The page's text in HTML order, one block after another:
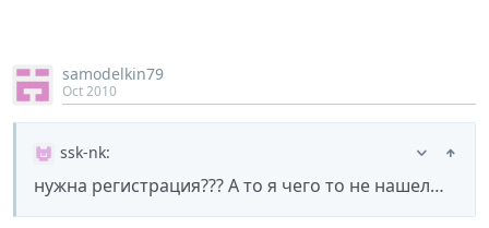
samodelkin79
Oct 2010
ssk-nk:
нужна регистрация??? А то я чего то не нашел…